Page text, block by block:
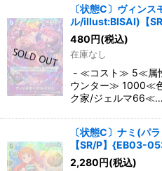
〔状態C〕ヴィン
ル/illust:BISAI)【
480円(税込)
在庫なし
- ≪コスト≫ 5≪属
ウンター≫ 1000≪
ク家/ジェルマ66≪…
〔状態C〕ナミ(パ
【SR/P】{EB03-
2,280円(税込)